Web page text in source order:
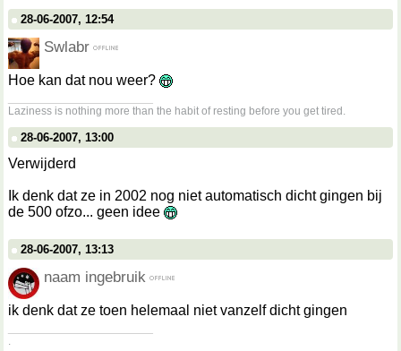
28-06-2007, 12:54
Swlabr
Hoe kan dat nou weer?
Laziness is nothing more than the habit of resting before you get tired.
28-06-2007, 13:00
Verwijderd
Ik denk dat ze in 2002 nog niet automatisch dicht gingen bij
de 500 ofzo... geen idee
28-06-2007, 13:13
naam ingebruik
ik denk dat ze toen helemaal niet vanzelf dicht gingen
.